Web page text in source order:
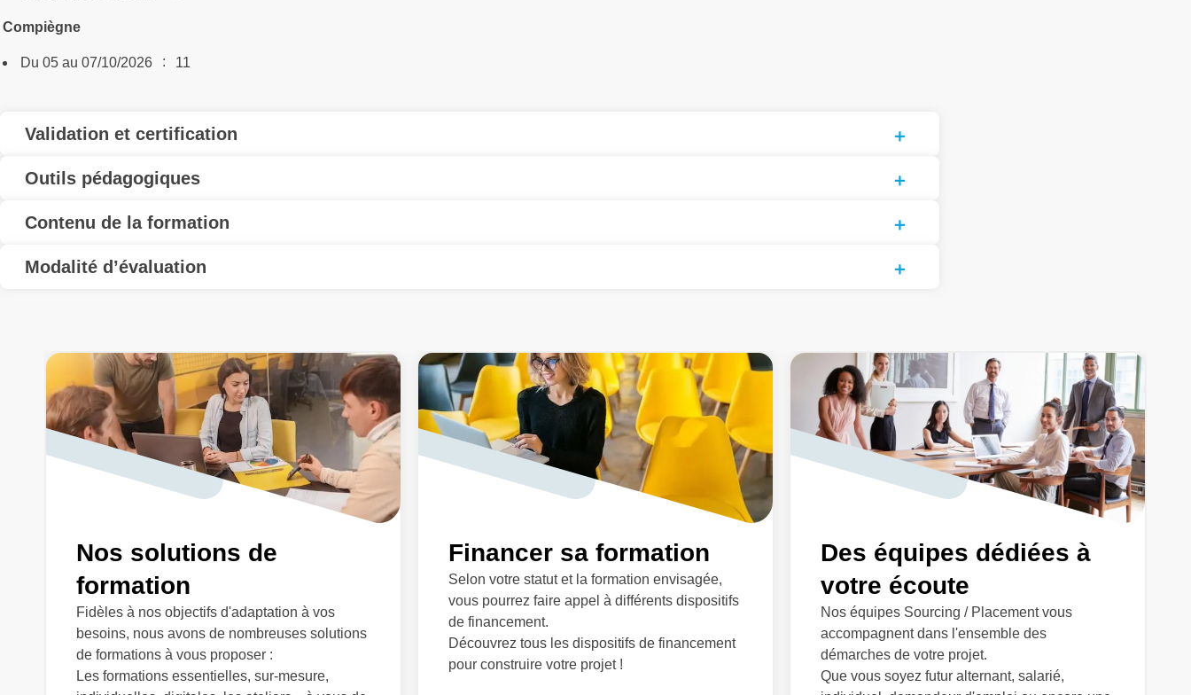
Compiègne
Du 05 au 07/10/2026 : 11
Validation et certification
Outils pédagogiques
Contenu de la formation
Modalité d’évaluation
Nos solutions de
formation
Fidèles à nos objectifs d'adaptation à vos
besoins, nous avons de nombreuses solutions
de formations à vous proposer :
Les formations essentielles, sur-mesure,
Financer sa formation
Selon votre statut et la formation envisagée,
vous pourrez faire appel à différents dispositifs
de financement.
Découvrez tous les dispositifs de financement
pour construire votre projet !
Des équipes dédiées à
votre écoute
Nos équipes Sourcing / Placement vous
accompagnent dans l'ensemble des
démarches de votre projet.
Que vous soyez futur alternant, salarié,